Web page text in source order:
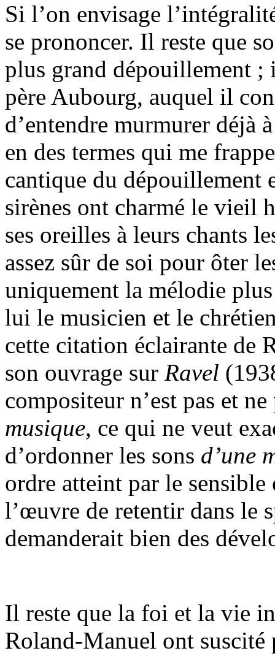
Si l’on envisage
se prononcer. Il reste que
plus grand dépouillement
père Aubourg, auquel il
d’entendre murmurer déjà
en des termes qui me
cantique du
sirènes ont charmé le vieil
ses oreilles à leurs chants
assez sûr de soi pour ôter
uniquement la mélodie
lui le musicien et le
cette citation éclairante de
son ouvrage sur Ravel
compositeur n’est pas et
musique, ce qui ne veut
d’ordonner les sons d’une
ordre atteint par le sensible
l’œuvre de retentir dans le
demanderait bien des
Il reste que la foi et la vie
Roland-Manuel ont suscité